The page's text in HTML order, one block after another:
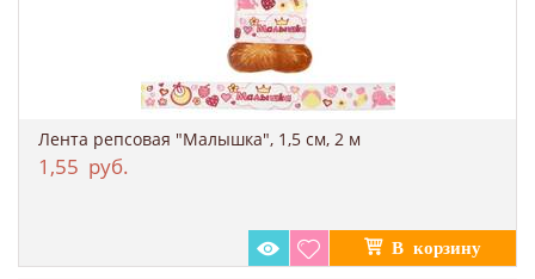
Лента репсовая "Малышка", 1,5 см, 2 м
1,55 руб.